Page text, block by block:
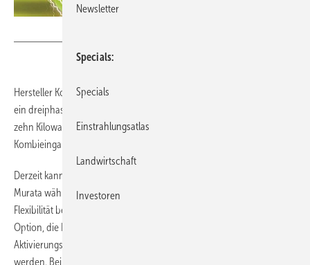
Hersteller Kostal bietet mit dem Hybridwechselrichter Plenticore plus
ein dreiphasiges Gerät in fünf Leistungsklassen zwischen 4,2 und
zehn Kilowatt. Er verfügt über drei MPP-Tracker, davon einen
Kombieingang zum Anschluss einer Hochvoltbatterie.
Derzeit kann der Kunde hier zwischen den Modellen von BYD und
Murata wählen, aber weitere Modelle sollen bald folgen. Neben dieser
Flexibilität bei der Batterieauswahl bietet der Plenticore plus auch die
Option, die Batterie zu einem späteren Zeitpunkt nachzurüsten. Der
Aktivierungscode kann dazu jederzeit über den Webshop erworben
werden. Beim Neubau von Solaranlagen oder beim Repowering von
Newsletter
Specials
Specials
Einstrahlungsatlas
Landwirtschaft
Investoren